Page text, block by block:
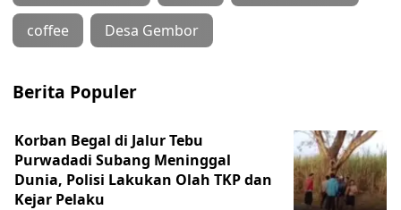
coffee Desa Gembor
Berita Populer
Korban Begal di Jalur Tebu
Purwadadi Subang Meninggal
Dunia, Polisi Lakukan Olah TKP dan
Kejar Pelaku